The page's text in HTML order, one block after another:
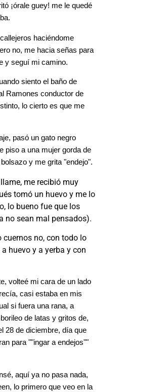
¡órale guey! me le quedé
haciéndome
no, me hacia señas para
y seguí mi camino.
siento el baño de
Ramones conductor de
lo cierto es que me
pasó un gato negro
piso a una mujer gorda de
y me grita "endejo".
me recibió muy
tomó un huevo y me lo
lo bueno fue que los
no sean mal pensados).
cuernos no, con todo lo
huevo y a yerba y con
volteé mi cara de un lado
casi estaba en mis
si fuera una rana, a
de latas y gritos de,
28 de diciembre, día que
para ""ingar a endejos""
aquí ya no pasa nada,
lo primero que veo en la